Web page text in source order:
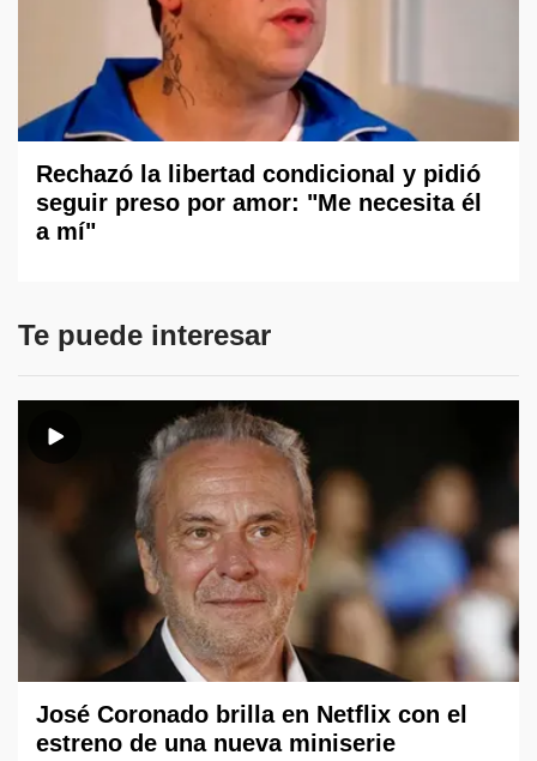
Rechazó la libertad condicional y pidió
seguir preso por amor: "Me necesita él
a mí"
Te puede interesar
José Coronado brilla en Netflix con el
estreno de una nueva miniserie